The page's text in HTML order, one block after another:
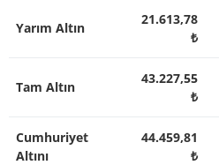
Yarım Altın
21.613,78
₺
Tam Altın
43.227,55
₺
Cumhuriyet
Altını
44.459,81
₺